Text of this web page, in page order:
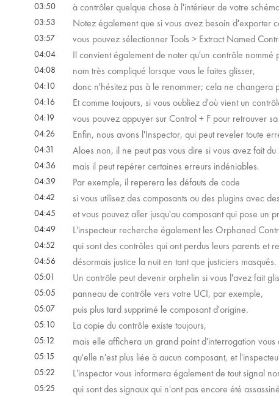
03:50 à contrôler quelque chose à l'intérieur de votre
03:53 Notez également que si vous avez besoin d'exporter
03:57 vous pouvez sélectionner Tools > Extract Named
04:04 Il convient également de noter qu'un contrôle nommé
04:08 nom très compliqué lorsque vous le faites glisser,
04:10 donc n'hésitez pas à le renommer; cela ne changera
04:16 Et comme toujours, si vous oubliez d'où vient un
04:19 vous pouvez appuyer sur Control + F pour retrouver
04:26 Enfin, nous avons l'Inspector, qui peut reveler toute
04:31 Aloes non, il ne peut pas vous dire si vous avez fait
04:36 mais il peut repérer certaines erreurs indéniables.
04:39 Par exemple, il reperera les défauts de code
04:42 si vous utilisez des composants ou des plugins avec
04:45 et vous pouvez aller jusqu'au composant qui pose un
04:49 L'inspecteur recherche également les Orphaned
04:52 qui sont des contrôles qui ont perdus leurs parents et
04:56 désormais justice la nuit en tant que justiciers masqués.
05:01 Un contrôle peut devenir orphelin si vous l'avez fait
05:05 panneau de contrôle vers votre UCI, par exemple,
05:07 puis plus tard supprimé le composant d'origine.
05:10 La copie du contrôle existe toujours,
05:12 mais elle affichera un grand point d'interrogation vous
05:15 qu'elle n'est plus liée à aucun composant, et
05:22 L'inspector vous informera également de tout signal
05:25 qui sont des signaux qui n'ont pas encore été